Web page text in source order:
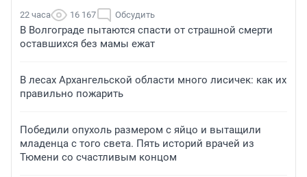
22 часа 16 167 Обсудить
В Волгограде пытаются спасти от страшной смерти
оставшихся без мамы ежат
В лесах Архангельской области много лисичек: как их
правильно пожарить
Победили опухоль размером с яйцо и вытащили
младенца с того света. Пять историй врачей из
Тюмени со счастливым концом